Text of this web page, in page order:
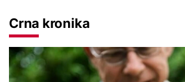
Crna kronika